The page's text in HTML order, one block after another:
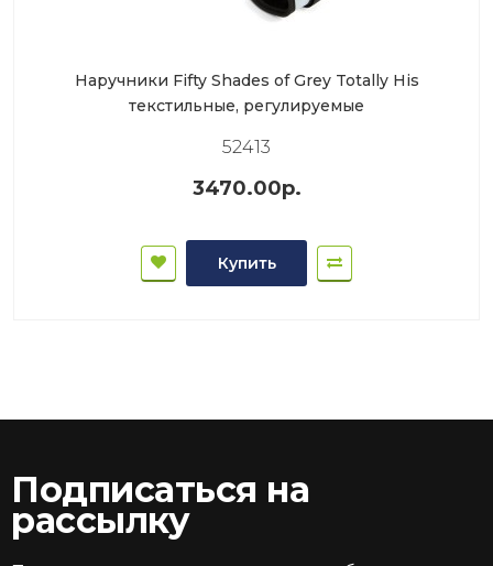
Наручники Fifty Shades of Grey Totally His
текстильные, регулируемые
52413
3470.00р.
Купить
Подписаться на
рассылку